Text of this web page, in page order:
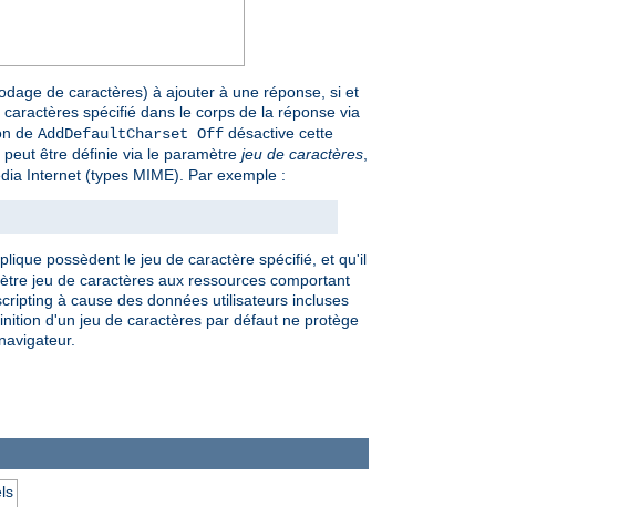
de caractères) à ajouter à une réponse, si et
spécifié dans le corps de la réponse via
de AddDefaultCharset Off désactive cette
peut être définie via le paramètre jeu de caractères,
Internet (types MIME). Par exemple :
possèdent le jeu de caractère spécifié, et qu'il
jeu de caractères aux ressources comportant
à cause des données utilisateurs incluses
d'un jeu de caractères par défaut ne protège